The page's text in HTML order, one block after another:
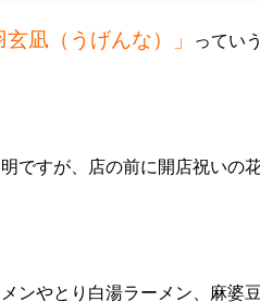
玄凪（うげんな）」
ってい
ですが、店の前に開店祝いの
ンやとり白湯ラーメン、麻婆